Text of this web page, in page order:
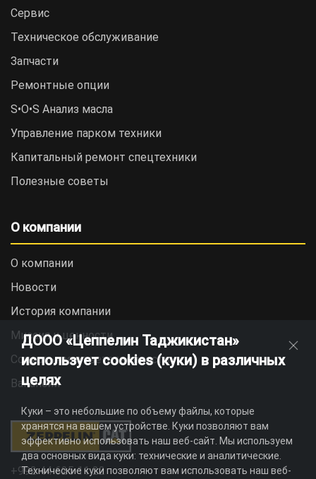
Сервис
Техническое обслуживание
Запчасти
Ремонтные опции
S•O•S Анализ масла
Управление парком техники
Капитальный ремонт спецтехники
Полезные советы
О компании
О компании
Новости
История компании
Миссия и ценности
Социальная ответственность
Вакансии
+992 44 625 11 22
ДООО «Цеппелин Таджикистан»
использует cookies (куки) в различных
целях
Куки – это небольшие по объему файлы, которые
хранятся на вашем устройстве. Куки позволяют вам
эффективно использовать наш веб-сайт. Мы используем
два основных вида куки: технические и аналитические.
Технические куки позволяют вам использовать наш веб-